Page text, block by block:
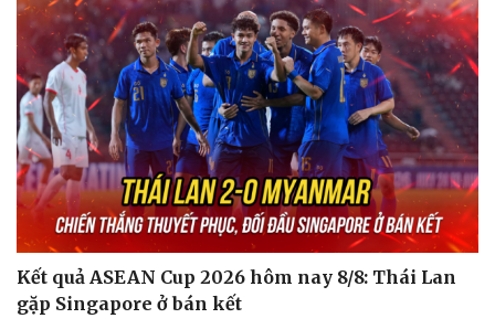
Kết quả ASEAN Cup 2026 hôm nay 8/8: Thái Lan
gặp Singapore ở bán kết